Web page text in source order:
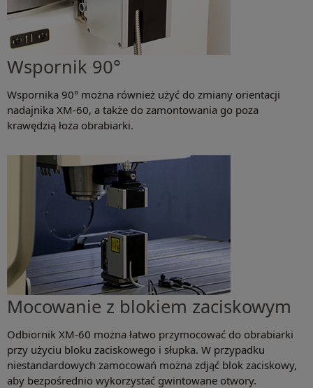
Wspornik 90°
Wspornika 90° można również użyć do zmiany orientacji
nadajnika XM-60, a także do zamontowania go poza
krawędzią łoża obrabiarki.
Mocowanie z blokiem zaciskowym
Odbiornik XM-60 można łatwo przymocować do obrabiarki
przy użyciu bloku zaciskowego i słupka. W przypadku
niestandardowych zamocowań można zdjąć blok zaciskowy,
aby bezpośrednio wykorzystać gwintowane otwory.